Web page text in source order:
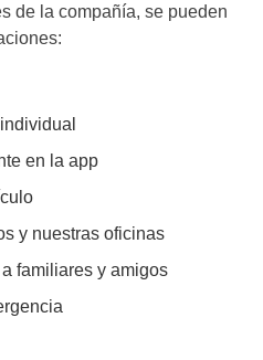
de la compañía, se pueden
en la app
y nuestras oficinas
familiares y amigos